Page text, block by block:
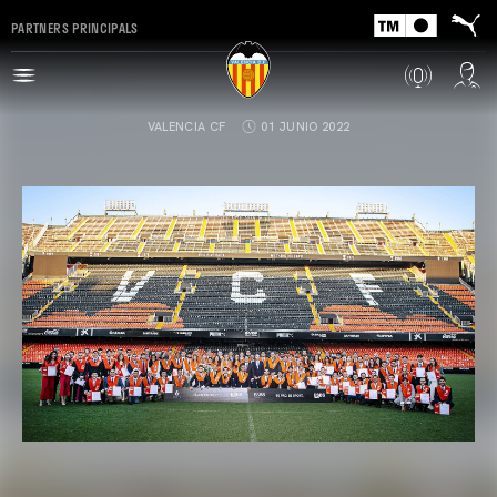
PARTNERS PRINCIPALS
VALENCIA CF 01 JUNIO 2022